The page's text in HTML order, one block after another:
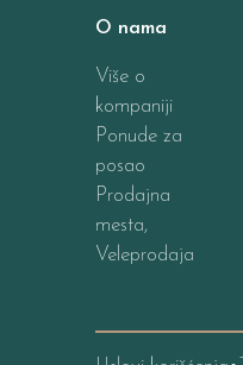
O nama
Više o
kompaniji
Ponude za
posao
Prodajna
mesta,
Veleprodaja